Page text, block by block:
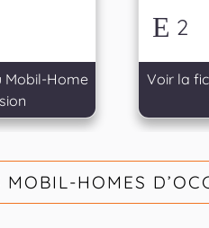
Mobil-Home
2
Voir la
HOMES